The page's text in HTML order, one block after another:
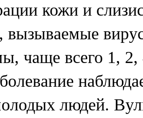
кожи и
вызываемые
чаще всего 1, 2,
людей.